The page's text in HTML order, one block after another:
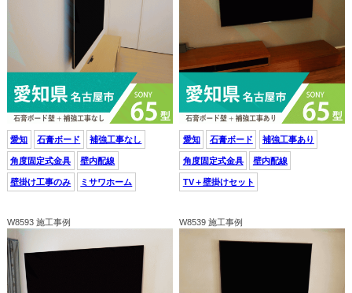
愛知 石膏ボード 補強工事なし
角度固定式金具 壁内配線
壁掛け工事のみ ミサワホーム
愛知 石膏ボード 補強工事あり
角度固定式金具 壁内配線
TV＋壁掛けセット
W8593 施工事例 W8539 施工事例